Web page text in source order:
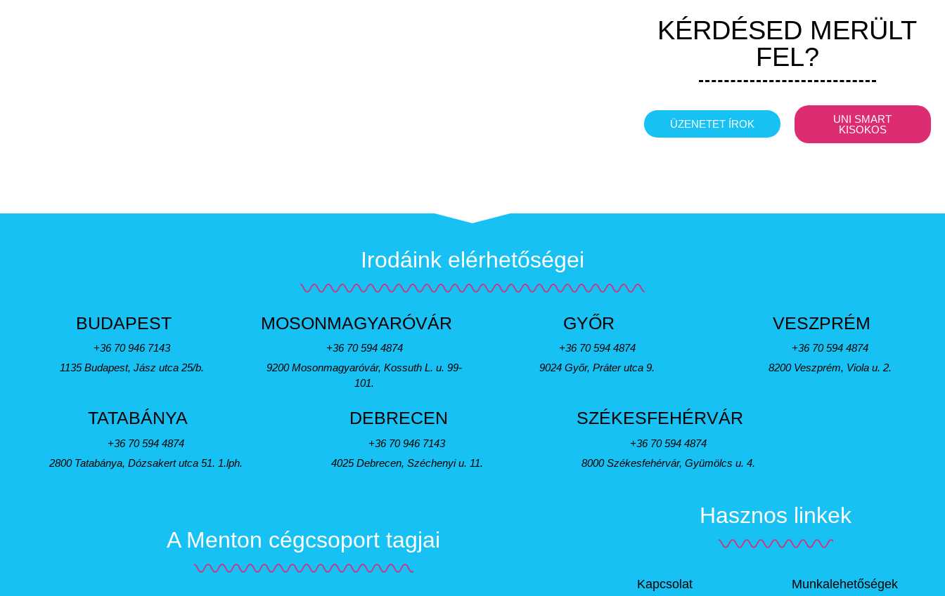
KÉRDÉSED MERÜLT
FEL?
ÜZENETET ÍROK
UNI SMART
KISOKOS
Irodáink elérhetőségei
BUDAPEST
+36 70 946 7143
1135 Budapest, Jász utca 25/b.
MOSONMAGYARÓVÁR
+36 70 594 4874
9200 Mosonmagyaróvár, Kossuth L. u. 99-
101.
GYŐR
+36 70 594 4874
9024 Győr, Práter utca 9.
VESZPRÉM
+36 70 594 4874
8200 Veszprém, Viola u. 2.
TATABÁNYA
+36 70 594 4874
2800 Tatabánya, Dózsakert utca 51. 1.lph.
DEBRECEN
+36 70 946 7143
4025 Debrecen, Széchenyi u. 11.
SZÉKESFEHÉRVÁR
+36 70 594 4874
8000 Székesfehérvár, Gyümölcs u. 4.
A Menton cégcsoport tagjai
Hasznos linkek
Kapcsolat Munkalehetőségek